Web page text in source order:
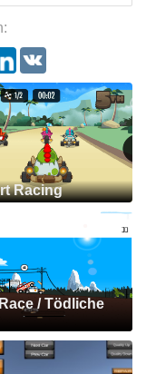
Racing
/ Tödliche